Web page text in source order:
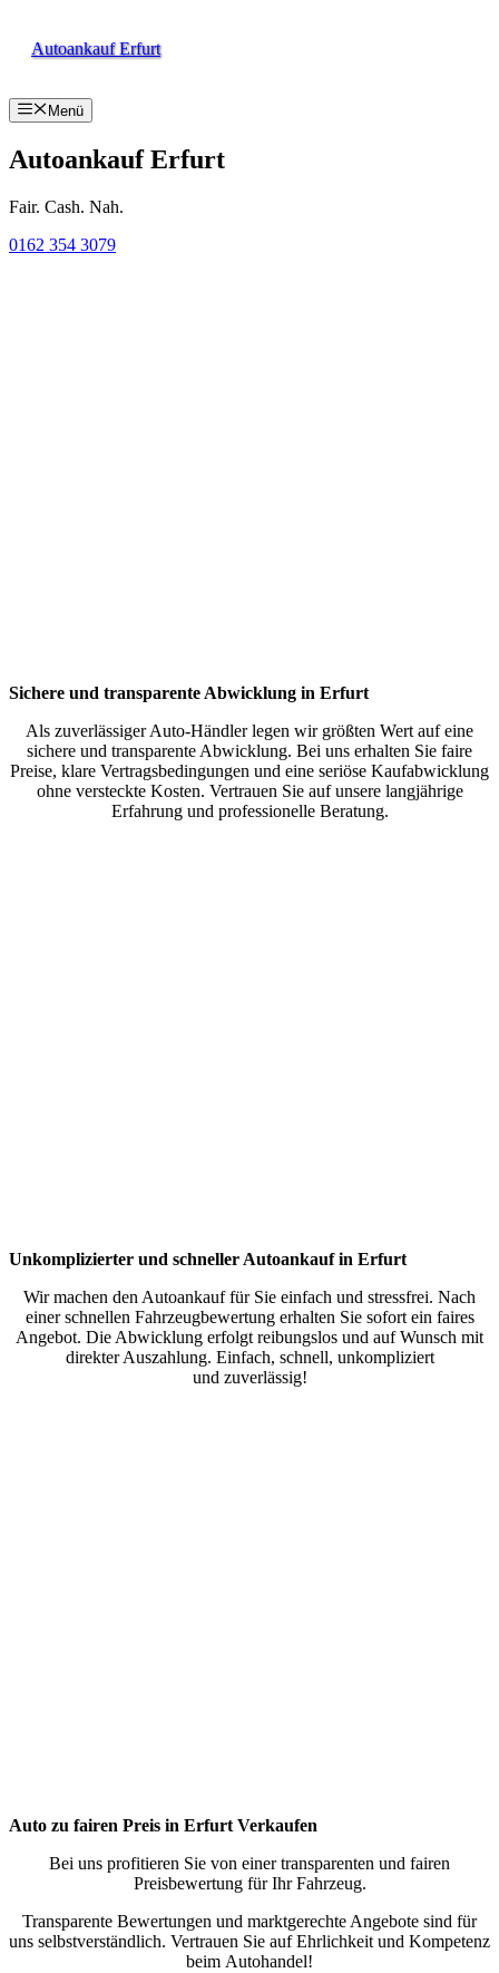
InhaltAutoankauf Erfurt
Menü
Autoankauf Erfurt
Fair. Cash. Nah.
0162 354 3079
Sichere und transparente Abwicklung in Erfurt
Als zuverlässiger Auto-Händler legen wir größten Wert auf eine
sichere und transparente Abwicklung. Bei uns erhalten Sie faire
Preise, klare Vertragsbedingungen und eine seriöse Kaufabwicklung
ohne versteckte Kosten. Vertrauen Sie auf unsere langjährige
Erfahrung und professionelle Beratung.
Unkomplizierter und schneller Autoankauf in Erfurt
Wir machen den Autoankauf für Sie einfach und stressfrei. Nach
einer schnellen Fahrzeugbewertung erhalten Sie sofort ein faires
Angebot. Die Abwicklung erfolgt reibungslos und auf Wunsch mit
direkter Auszahlung. Einfach, schnell, unkompliziert
und zuverlässig!
Auto zu fairen Preis in Erfurt Verkaufen
Bei uns profitieren Sie von einer transparenten und fairen
Preisbewertung für Ihr Fahrzeug.
Transparente Bewertungen und marktgerechte Angebote sind für
uns selbstverständlich. Vertrauen Sie auf Ehrlichkeit und Kompetenz
beim Autohandel!